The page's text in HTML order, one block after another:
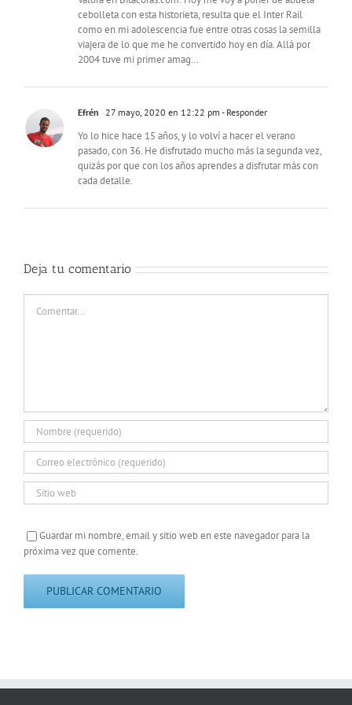
cebolleta con esta historieta, resulta que el Inter Rail
como en mi adolescencia fue entre otras cosas la semilla
viajera de lo que me he convertido hoy en día. Allá por
2004 tuve mi primer amag…
Efrén 27 mayo, 2020 en 12:22 pm - Responder
Yo lo hice hace 15 años, y lo volví a hacer el verano
pasado, con 36. He disfrutado mucho más la segunda vez,
quizás por que con los años aprendes a disfrutar más con
cada detalle.
Deja tu comentario
Guardar mi nombre, email y sitio web en este navegador para la
próxima vez que comente.